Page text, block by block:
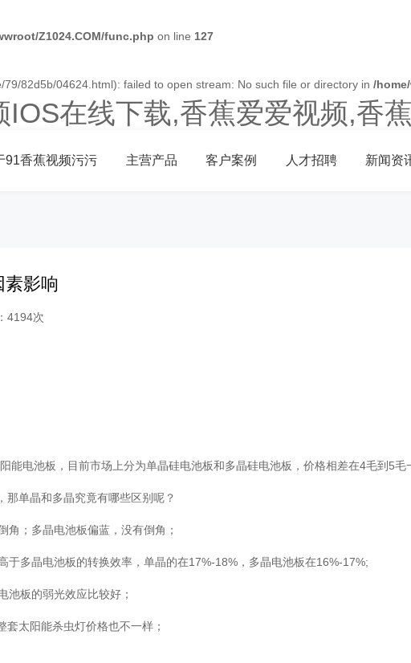
Z1024.COM/func.php on line 127
82d5b/04624.html): failed to open stream: No such file or directory in /
在线下载,香蕉爱爱视频,香
91香蕉视频污污 主营产品 客户案例 人才招聘 新闻资
素影响
4194次
能电池板，目前市场上分为单晶硅电池板和多晶硅电池板，价格相差在4毛到5毛
那单晶和多晶究竟有哪些区别呢？
角；多晶电池板偏蓝，没有倒角；
于多晶电池板的转换效率，单晶的在17%-18%，多晶电池板在16%-17%;
池板的弱光效应比较好；
太阳能杀虫灯价格也不一样；